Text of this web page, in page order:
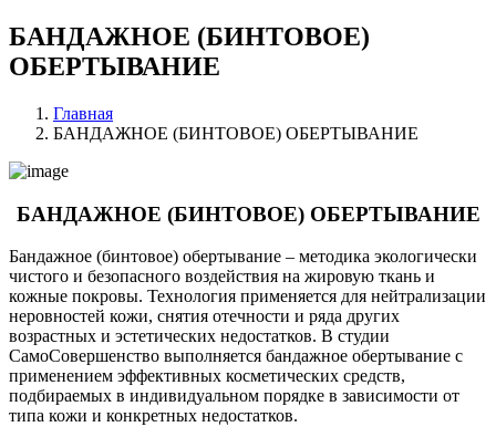
БАНДАЖНОЕ (БИНТОВОЕ)
ОБЕРТЫВАНИЕ
Главная
БАНДАЖНОЕ (БИНТОВОЕ) ОБЕРТЫВАНИЕ
БАНДАЖНОЕ (БИНТОВОЕ) ОБЕРТЫВАНИЕ
Бандажное (бинтовое) обертывание – методика экологически
чистого и безопасного воздействия на жировую ткань и
кожные покровы. Технология применяется для нейтрализации
неровностей кожи, снятия отечности и ряда других
возрастных и эстетических недостатков. В студии
СамоСовершенство выполняется бандажное обертывание с
применением эффективных косметических средств,
подбираемых в индивидуальном порядке в зависимости от
типа кожи и конкретных недостатков.